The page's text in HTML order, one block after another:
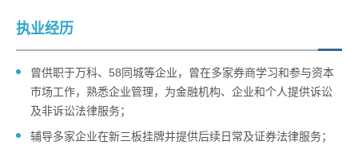
执业经历
曾供职于万科、58同城等企业，曾在多家券商学习和参与资本
市场工作，熟悉企业管理，为金融机构、企业和个人提供诉讼
及非诉讼法律服务；
辅导多家企业在新三板挂牌并提供后续日常及证券法律服务；